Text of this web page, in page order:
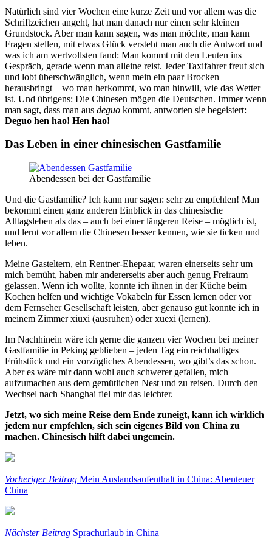
Natürlich sind vier Wochen eine kurze Zeit und vor allem was die
Schriftzeichen angeht, hat man danach nur einen sehr kleinen
Grundstock. Aber man kann sagen, was man möchte, man kann
Fragen stellen, mit etwas Glück versteht man auch die Antwort und
was ich am wertvollsten fand: Man kommt mit den Leuten ins
Gespräch, gerade wenn man alleine reist. Jeder Taxifahrer freut sich
und lobt überschwänglich, wenn mein ein paar Brocken
herausbringt – wo man herkommt, wo man hinwill, wie das Wetter
ist. Und übrigens: Die Chinesen mögen die Deutschen. Immer wenn
man sagt, dass man aus deguo kommt, antworten sie begeistert:
Deguo hen hao! Hen hao!
Das Leben in einer chinesischen Gastfamilie
Abendessen bei der Gastfamilie
Und die Gastfamilie? Ich kann nur sagen: sehr zu empfehlen! Man
bekommt einen ganz anderen Einblick in das chinesische
Alltagsleben als das – auch bei einer längeren Reise – möglich ist,
und lernt vor allem die Chinesen besser kennen, wie sie ticken und
leben.
Meine Gasteltern, ein Rentner-Ehepaar, waren einerseits sehr um
mich bemüht, haben mir andererseits aber auch genug Freiraum
gelassen. Wenn ich wollte, konnte ich ihnen in der Küche beim
Kochen helfen und wichtige Vokabeln für Essen lernen oder vor
dem Fernseher Gesellschaft leisten, aber genauso gut konnte ich in
meinem Zimmer xiuxi (ausruhen) oder xuexi (lernen).
Im Nachhinein wäre ich gerne die ganzen vier Wochen bei meiner
Gastfamilie in Peking geblieben – jeden Tag ein reichhaltiges
Frühstück und ein vorzügliches Abendessen, wo gibt’s das schon.
Aber es wäre mir dann wohl auch schwerer gefallen, mich
aufzumachen aus dem gemütlichen Nest und zu reisen. Durch den
Wechsel nach Shanghai fiel mir das leichter.
Jetzt, wo sich meine Reise dem Ende zuneigt, kann ich wirklich
jedem nur empfehlen, sich sein eigenes Bild von China zu
machen. Chinesisch hilft dabei ungemein.
Vorheriger Beitrag Mein Auslandsaufenthalt in China: Abenteuer
China
Nächster Beitrag Sprachurlaub in China